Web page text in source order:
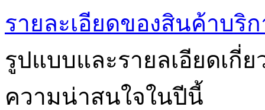
รายละเอียดของสินค้าบ
รูปแบบและรายลเอียดเกี่
ความน่าสนใจในปีนี้